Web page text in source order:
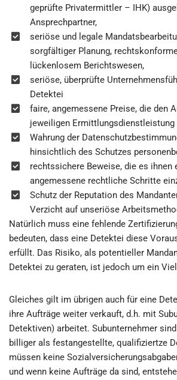
geprüfte Privatermittler – IHK)
Ansprechpartner,
seriöse und legale
sorgfältiger Planung,
lückenlosem Berichtswesen,
seriöse, überprüfte
Detektei
faire, angemessene Preise, die den
jeweiligen Ermittlungsdienstleistung
Wahrung der
hinsichtlich des Schutzes
rechtssichere Beweise, die es ihnen
angemessene rechtliche Schritte
Schutz der Reputation des
Verzicht auf unseriöse
Natürlich muss eine fehlende
bedeuten, dass eine Detektei diese
erfüllt. Das Risiko, als potentieller
Detektei zu geraten, ist jedoch um ein
Gleiches gilt im übrigen auch für eine
ihre Aufträge weiter verkauft, d.h. mit
Detektiven) arbeitet. Subunternehmer
billiger als festangestellte, qualifiziertze
müssen keine
und wenn keine Aufträge da sind,